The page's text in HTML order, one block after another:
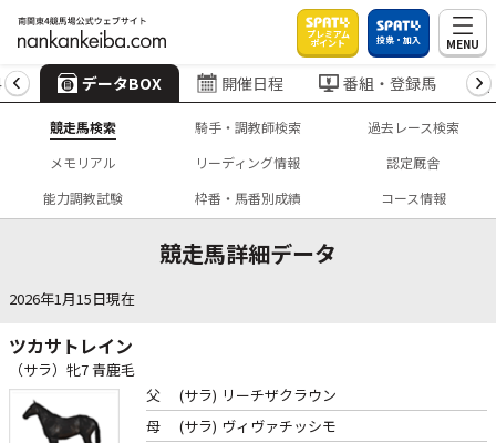
プレミアム
ポイント 投票・加入 MENU
データBOX 開催日程 番組・登録馬
競走馬検索 騎手・調教師検索
過去レース検索
メモリアル
リーディング情報
認定厩舎
能力調教試験
枠番・馬番別成績 コース情報
競走馬詳細データ
2026年1月15日現在
ツカサトレイン
（サラ）牝7 青鹿毛
父 (サラ) リーチザクラウン
母
(サラ) ヴィヴァチッシモ